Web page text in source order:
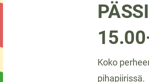
Koko
pihapiirissä.